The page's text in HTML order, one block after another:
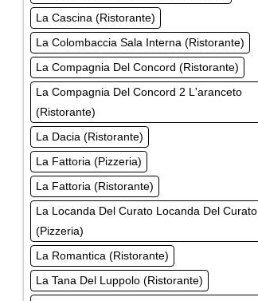
La Cascina (Ristorante)
La Colombaccia Sala Interna (Ristorante)
La Compagnia Del Concord (Ristorante)
La Compagnia Del Concord 2 L'aranceto
(Ristorante)
La Dacia (Ristorante)
La Fattoria (Pizzeria)
La Fattoria (Ristorante)
La Locanda Del Curato Locanda Del Curato
(Pizzeria)
La Romantica (Ristorante)
La Tana Del Luppolo (Ristorante)